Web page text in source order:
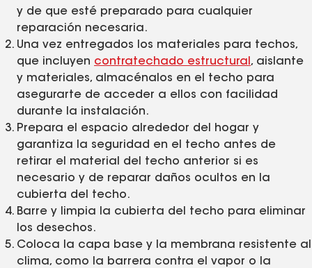
y de que esté preparado para cualquier
reparación necesaria.
Una vez entregados los materiales para techos,
que incluyen contratechado estructural , aislante
y materiales, almacénalos en el techo para
asegurarte de acceder a ellos con facilidad
durante la instalación.
Prepara el espacio alrededor del hogar y
garantiza la seguridad en el techo antes de
retirar el material del techo anterior si es
necesario y de reparar daños ocultos en la
cubierta del techo.
Barre y limpia la cubierta del techo para eliminar
los desechos.
Coloca la capa base y la membrana resistente al
clima, como la barrera contra el vapor o la